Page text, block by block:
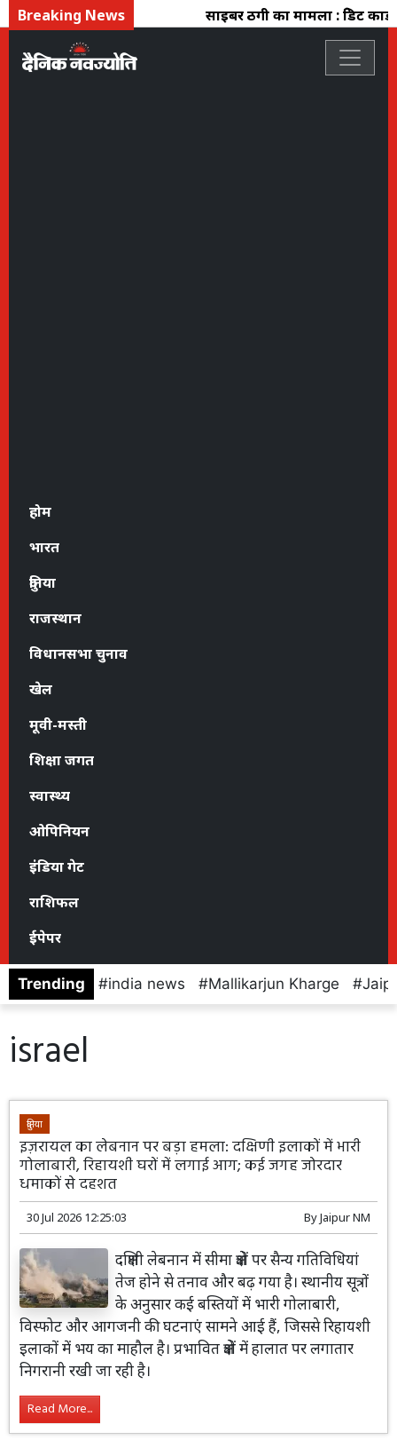
Breaking News साइबर ठगी का मामला : क्रेडिट
होम
भारत
दुनिया
राजस्थान
विधानसभा चुनाव
खेल
मूवी-मस्ती
शिक्षा जगत
स्वास्थ्य
ओपिनियन
इंडिया गेट
राशिफल
ईपेपर
Trending india news Mallikarjun Kharge
israel
दुनिया
इज़रायल का लेबनान पर बड़ा हमला: दक्षिणी इलाकों में भारी
गोलाबारी, रिहायशी घरों में लगाई आग; कई जगह जोरदार
धमाकों से दहशत
30 Jul 2026 12:25:03 ByJaipur NM
दक्षिणी लेबनान में सीमा क्षेत्रों पर सैन्य गतिविधियां
तेज होने से तनाव और बढ़ गया है। स्थानीय सूत्रों
के अनुसार कई बस्तियों में भारी गोलाबारी,
विस्फोट और आगजनी की घटनाएं सामने आई हैं, जिससे रिहायशी
इलाकों में भय का माहौल है। प्रभावित क्षेत्रों में हालात पर लगातार
निगरानी रखी जा रही है।
Read More...